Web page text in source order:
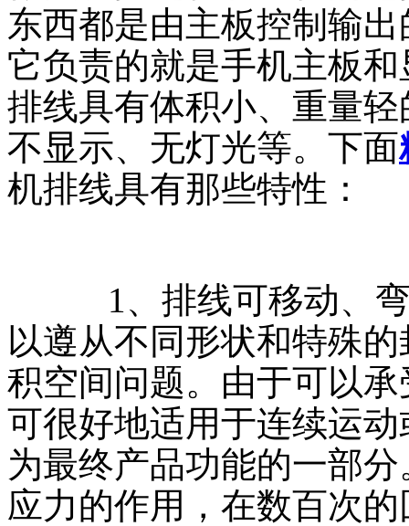
东西都是由主板控制输
它负责的就是手机主板
排线具有体积小、重量
不显示、无灯光等。下面
机排线具有那些特性：
1、排线可移动、弯
以遵从不同形状和特殊
积空间问题。由于可以
可很好地适用于连续运
为最终产品功能的一部
应力的作用，在数百次